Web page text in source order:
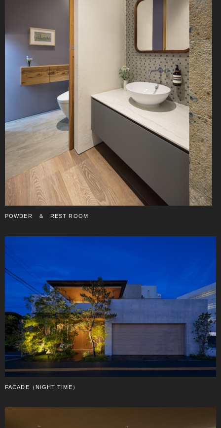
POWDER ＆ REST ROOM
FACADE（NIGHT TIME）